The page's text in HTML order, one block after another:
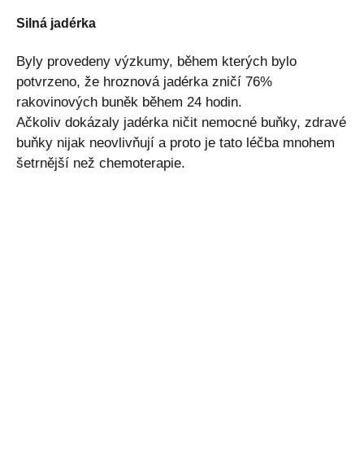
Silná jadérka
Byly provedeny výzkumy, během kterých bylo
potvrzeno, že hroznová jadérka zničí 76%
rakovinových buněk během 24 hodin.
Ačkoliv dokázaly jadérka ničit nemocné buňky, zdravé
buňky nijak neovlivňují a proto je tato léčba mnohem
šetrnější než chemoterapie.